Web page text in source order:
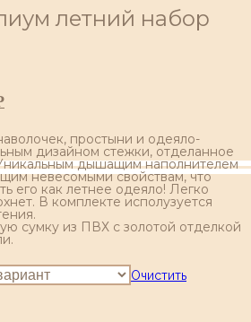
летний набор
простыни и одеяло-
дизайном стежки, отделанное
дышащим наполнителем
невесомыми свойствам, что
его как летнее одеяло! Легко
В комплекте исполузуется
сумку из ПВХ c золотой отделкой
Очистить